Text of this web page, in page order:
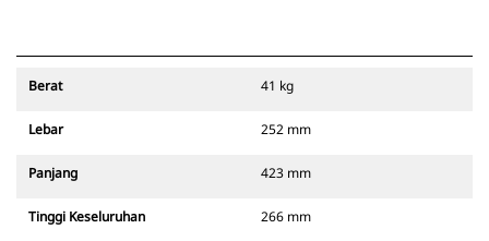
Berat 41 kg
Lebar 252 mm
Panjang 423 mm
Tinggi Keseluruhan 266 mm